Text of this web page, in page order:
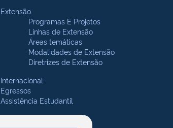
Extensão
Programas E Projetos
Linhas de Extensão
Áreas temáticas
Modalidades de Extensão
Diretrizes de Extensão
Internacional
Egressos
Assistência Estudantil